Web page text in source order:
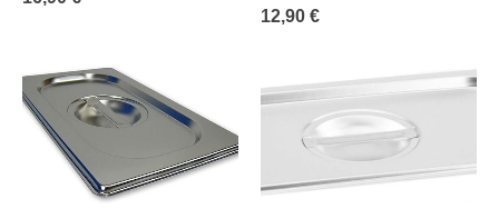
12,90 €